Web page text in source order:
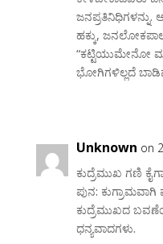
ಜನಪ್ರತಿನಿಧಿಗಳನ್ನು.
ಹಕ್ಕು,
“ಕಟ್ಟಿಯುಮೇನೋ
ಭೋಗಿಗಳಿಲ್ಲದೆ
Unknown on
ಕುದ್ರೆಮುಖ ಗಣಿ
ಪುನ:
ಕುದ್ರೆಮುಖದ
ಧನ್ಯವಾದಗಳು.